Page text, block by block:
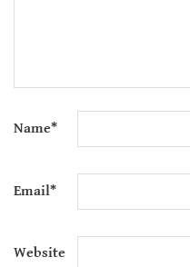
Name*
Email*
Website